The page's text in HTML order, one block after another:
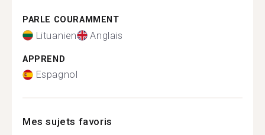
PARLE COURAMMENT
Lituanien Anglais
APPREND
Espagnol
Mes sujets favoris